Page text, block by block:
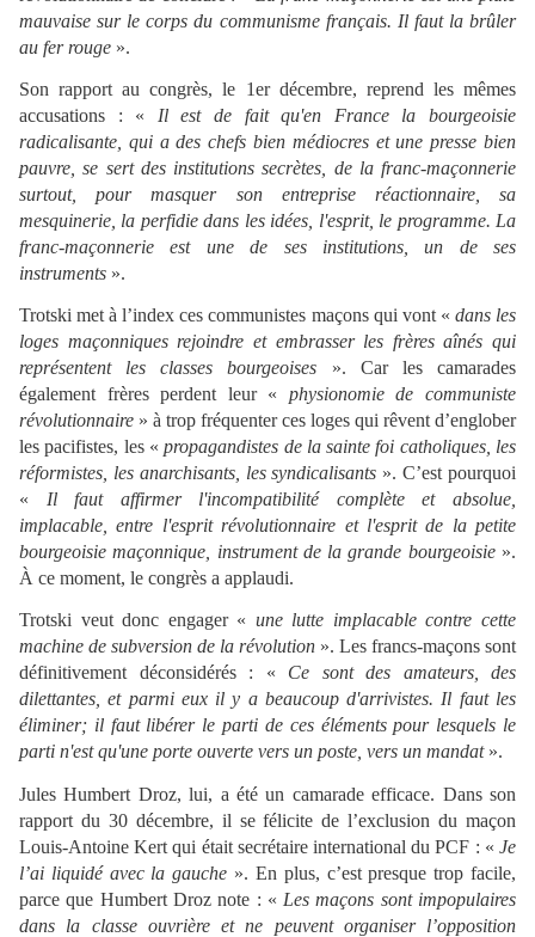
mauvaise sur le corps du communisme français. Il faut la brûler
au fer rouge ».
Son rapport au congrès, le 1er décembre, reprend les mêmes
accusations : « Il est de fait qu'en France la bourgeoisie
radicalisante, qui a des chefs bien médiocres et une presse bien
pauvre, se sert des institutions secrètes, de la franc-maçonnerie
surtout, pour masquer son entreprise réactionnaire, sa
mesquinerie, la perfidie dans les idées, l'esprit, le programme. La
franc-maçonnerie est une de ses institutions, un de ses
instruments ».
Trotski met à l’index ces communistes maçons qui vont « dans les
loges maçonniques rejoindre et embrasser les frères aînés qui
représentent les classes bourgeoises ». Car les camarades
également frères perdent leur « physionomie de communiste
révolutionnaire » à trop fréquenter ces loges qui rêvent d’englober
les pacifistes, les «propagandistes de la sainte foi catholiques, les
réformistes, les anarchisants, les syndicalisants ». C’est pourquoi
« Il faut affirmer l'incompatibilité complète et absolue,
implacable, entre l'esprit révolutionnaire et l'esprit de la petite
bourgeoisie maçonnique, instrument de la grande bourgeoisie».
À ce moment, le congrès a applaudi.
Trotski veut donc engager « une lutte implacable contre cette
machine de subversion de la révolution ». Les francs-maçons sont
définitivement déconsidérés : « Ce sont des amateurs, des
dilettantes, et parmi eux il y a beaucoup d'arrivistes. Il faut les
éliminer; il faut libérer le parti de ces éléments pour lesquels le
parti n'est qu'une porte ouverte vers un poste, vers un mandat».
Jules Humbert Droz, lui, a été un camarade efficace. Dans son
rapport du 30 décembre, il se félicite de l’exclusion du maçon
Louis-Antoine Kert qui était secrétaire international du PCF : « Je
l’ai liquidé avec la gauche ». En plus, c’est presque trop facile,
parce que Humbert Droz note : « Les maçons sont impopulaires
dans la classe ouvrière et ne peuvent organiser l’opposition